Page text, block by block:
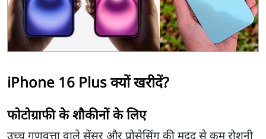
iPhone 16 Plus क्यों खरीदें?
फोटोग्राफी के शौकीनों के लिए
उच्च गुणवत्ता वाले सेंसर और प्रोसेसिंग की मदद से कम रोशनी